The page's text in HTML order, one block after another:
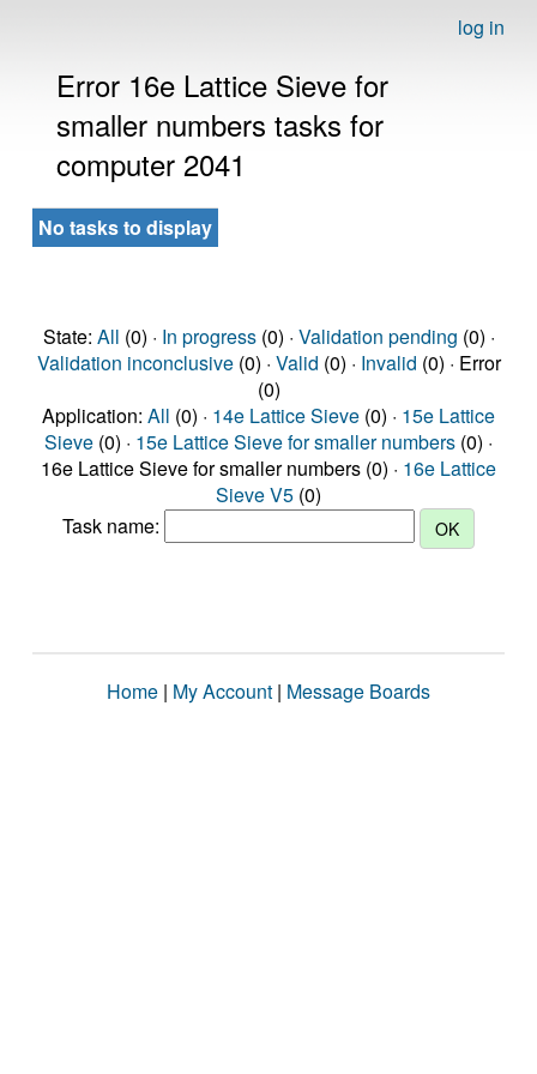
log in
Error 16e Lattice Sieve for
smaller numbers tasks for
computer 2041
No tasks to display
State: All (0) · In progress(0) · Validation pending (0) ·
Validation inconclusive(0) · Valid (0) · Invalid (0) · Error
(0)
Application: All (0) · 14e Lattice Sieve (0) · 15e Lattice
Sieve (0) · 15e Lattice Sieve for smaller numbers (0) ·
16e Lattice Sieve for smaller numbers (0) · 16e Lattice
Sieve V5 (0)
Task name:
Home | My Account | Message Boards